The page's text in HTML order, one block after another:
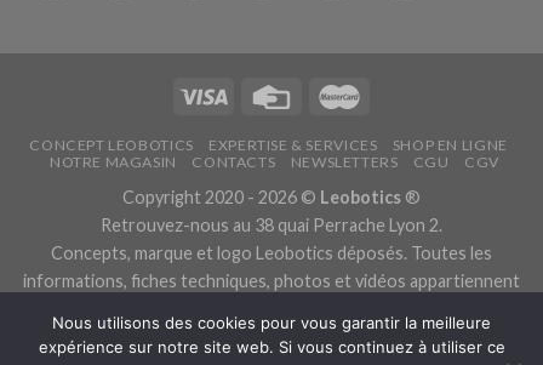
CONCEPT LEOBOTICS EXPERTISE & SERVICES
SHOP EN LIGNE
NOTRE MAGASIN
CONTACTS NEWSLETTERS CGU CGV
Copyright 2020 - 2026 © Leobotics ®
Retrouvez-nous au 38 quai Perrache Lyon 2.
Concepts, marque et logo Leobotics déposés. Toutes les
informations, fiches techniques, photos et vidéos appartiennent
Les traductions sont automatiques, veuillez nous excuser pour
Nous utilisons des cookies pour vous garantir la meilleure
expérience sur notre site web. Si vous continuez à utiliser ce